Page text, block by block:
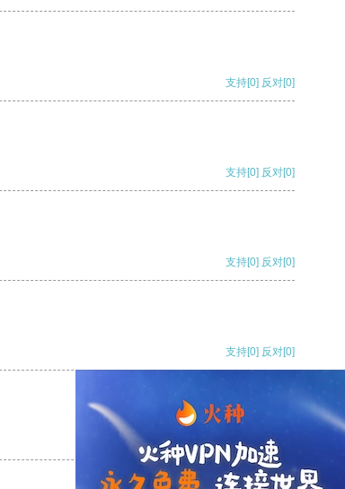
支持[0] 反对[0]
支持[0] 反对[0]
支持[0] 反对[0]
支持[0] 反对[0]
支持 反对